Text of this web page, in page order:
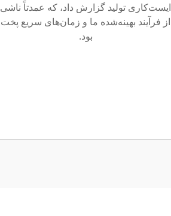
ایست‌کاری تولید گزارش داد، که عمدتاً ناشی
از فرآیند بهینه‌شده ما و زمان‌های سریع پخت
بود.